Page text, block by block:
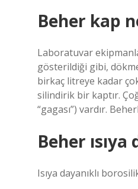
Beher kap
Laboratuvar
gösterildiği gibi,
birkaç litreye kadar
silindirik bir kaptır.
“gagası”) vardır.
Beher ısıya
Isıya dayanıklı